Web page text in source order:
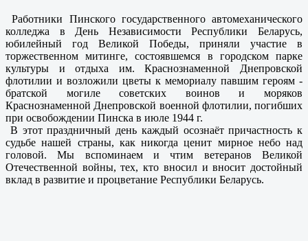
Работники Пинского государственного автомеханического
колледжа в День Независимости Республики Беларусь,
юбилейный год Великой Победы, приняли участие в
торжественном митинге, состоявшемся в городском парке
культуры и отдыха им. Краснознаменной Днепровской
флотилии и возложили цветы к мемориалу павшим героям -
братской могиле советских воинов и моряков
Краснознаменной Днепровской военной флотилии, погибших
при освобождении Пинска в июле 1944 г.
В этот праздничный день каждый осознаёт причастность к
судьбе нашей страны, как никогда ценит мирное небо над
головой. Мы вспоминаем и чтим ветеранов Великой
Отечественной войны, тех, кто вносил и вносит достойный
вклад в развитие и процветание Республики Беларусь.